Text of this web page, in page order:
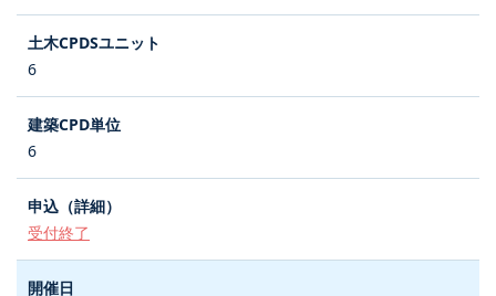
6
6
受付終了